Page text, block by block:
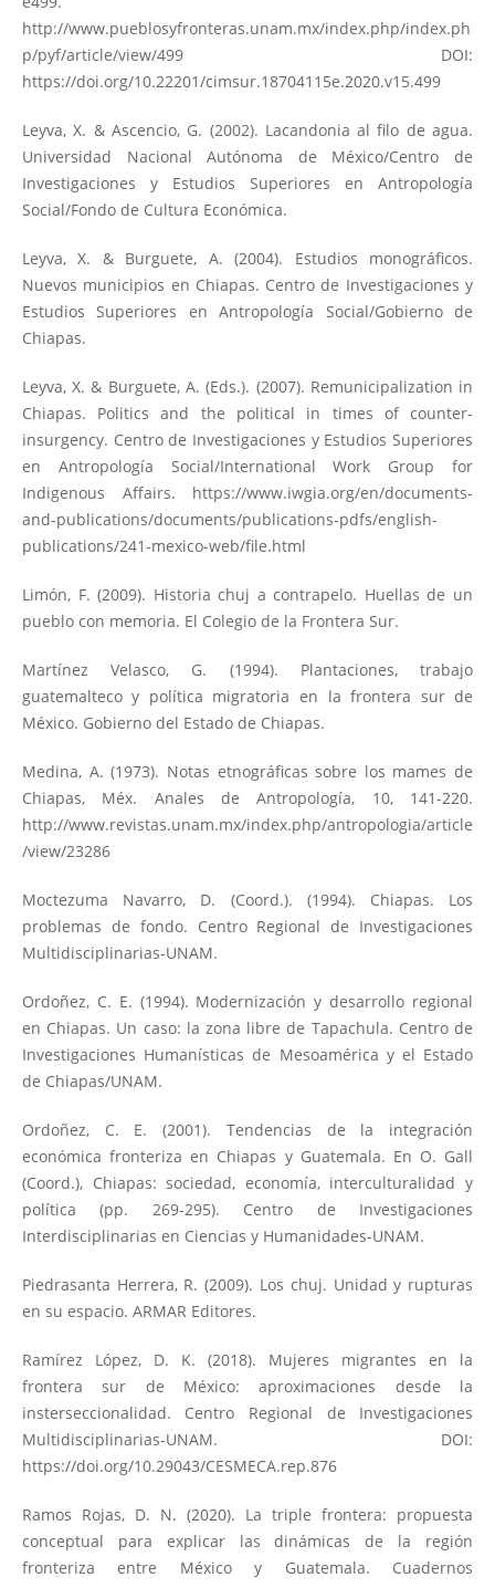
http://www.pueblosyfronteras.unam.mx/index.php/index.ph
p/pyf/article/view/499DOI:
https://doi.org/10.22201/cimsur.18704115e.2020.v15.499
Leyva, X. & Ascencio, G. (2002). Lacandonia al filo de agua.
Universidad Nacional Autónoma de México/Centro de
Investigaciones y Estudios Superiores en Antropología
Social/Fondo de Cultura Económica.
Leyva, X. & Burguete, A. (2004). Estudios monográficos.
Nuevos municipios en Chiapas. Centro de Investigaciones y
Estudios Superiores en Antropología Social/Gobierno de
Chiapas.
Leyva, X. & Burguete, A. (Eds.). (2007). Remunicipalization in
Chiapas. Politics and the political in times of counter-
insurgency. Centro de Investigaciones y Estudios Superiores
en Antropología Social/International Work Group for
Indigenous Affairs. https://www.iwgia.org/en/documents-
and-publications/documents/publications-pdfs/english-
publications/241-mexico-web/file.html
Limón, F. (2009). Historia chuj a contrapelo. Huellas de un
pueblo con memoria. El Colegio de la Frontera Sur.
Martínez Velasco, G. (1994). Plantaciones, trabajo
guatemalteco y política migratoria en la frontera sur de
México. Gobierno del Estado de Chiapas.
Medina, A. (1973). Notas etnográficas sobre los mames de
Chiapas, Méx. Anales de Antropología, 10, 141-220.
http://www.revistas.unam.mx/index.php/antropologia/article
/view/23286
Moctezuma Navarro, D. (Coord.). (1994). Chiapas. Los
problemas de fondo. Centro Regional de Investigaciones
Multidisciplinarias-UNAM.
Ordoñez, C. E. (1994). Modernización y desarrollo regional
en Chiapas. Un caso: la zona libre de Tapachula. Centro de
Investigaciones Humanísticas de Mesoamérica y el Estado
de Chiapas/UNAM.
Ordoñez, C. E. (2001). Tendencias de la integración
económica fronteriza en Chiapas y Guatemala. En O. Gall
(Coord.), Chiapas: sociedad, economía, interculturalidad y
política (pp. 269-295). Centro de Investigaciones
Interdisciplinarias en Ciencias y Humanidades-UNAM.
Piedrasanta Herrera, R. (2009). Los chuj. Unidad y rupturas
en su espacio. ARMAR Editores.
Ramírez López, D. K. (2018). Mujeres migrantes en la
frontera sur de México: aproximaciones desde la
insterseccionalidad. Centro Regional de Investigaciones
Multidisciplinarias-UNAM. DOI:
https://doi.org/10.29043/CESMECA.rep.876
Ramos Rojas, D. N. (2020). La triple frontera: propuesta
conceptual para explicar las dinámicas de la región
fronteriza entre México y Guatemala. Cuadernos